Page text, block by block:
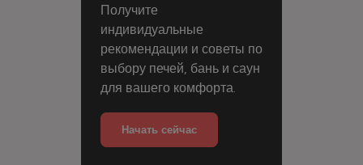
Получите
индивидуальные
рекомендации и советы по
выбору печей, бань и саун
для вашего комфорта.
Начать сейчас